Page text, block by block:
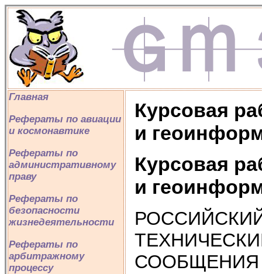
Главная
Рефераты по авиации
и космонавтике
Рефераты по
административному
праву
Рефераты по
безопасности
жизнедеятельности
Рефераты по
арбитражному
процессу
Курсовая
и
Курсовая
и
СООБЩЕНИЯ